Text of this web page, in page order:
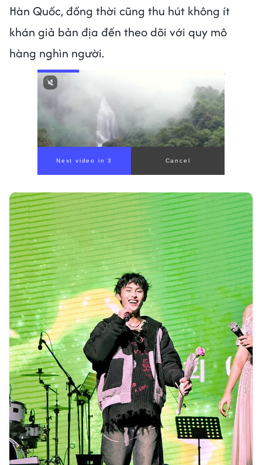
Hàn Quốc, đồng thời cũng thu hút không ít
khán giả bản địa đến theo dõi với quy mô
hàng nghìn người.
Next video in 1 Cancel